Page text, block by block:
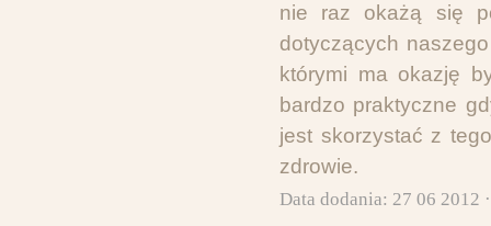
nie raz okażą się
dotyczących
którymi ma okazję
bardzo praktyczne
jest skorzystać z
zdrowie.
Data dodania: 27 06 2012